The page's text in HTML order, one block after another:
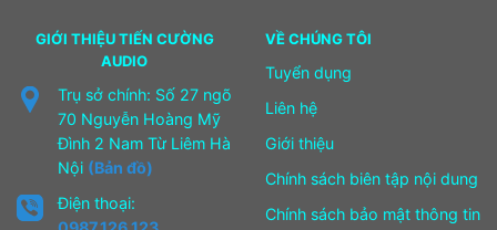
GIỚI THIỆU TIẾN CƯỜNG
AUDIO
Trụ sở chính: Số 27 ngõ
70 Nguyễn Hoàng Mỹ
Đình 2 Nam Từ Liêm Hà
Nội (Bản đồ)
Điện thoại:
VỀ CHÚNG TÔI
Tuyển dụng
Liên hệ
Giới thiệu
Chính sách biên tập nội dung
Chính sách bảo mật thông tin